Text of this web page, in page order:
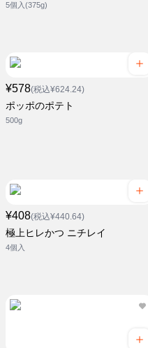
5個入(375g)
¥578(税込¥624.24)
ポッポのポテト
500g
¥408(税込¥440.64)
極上ヒレかつ ニチレイ
4個入